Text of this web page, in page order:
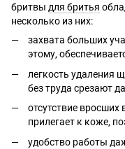
бритвы для бритья
несколько из них:
захвата больших
этому,
легкость удаления
без труда срезают
отсутствие
прилегает к коже,
удобство работы